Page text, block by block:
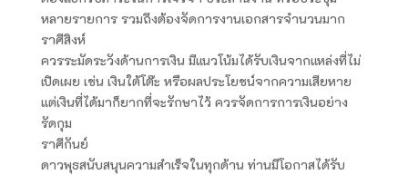
หลายรายการ รวมถึงต้องจัดการงานเอกสารจำนวนมาก
ราศีสิงห์
ควรระมัดระวังด้านการเงิน มีแนวโน้มได้รับเงินจากแหล่งที่ไม่
เปิดเผย เช่น เงินใต้โต๊ะ หรือผลประโยชน์จากความเสียหาย
แต่เงินที่ได้มาก็ยากที่จะรักษาไว้ ควรจัดการการเงินอย่าง
รัดกุม
ราศีกันย์
ดาวพุธสนับสนุนความสำเร็จในทุกด้าน ท่านมีโอกาสได้รับ